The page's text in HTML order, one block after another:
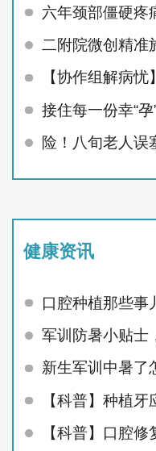
六年颈部僵硬疼痛
二附院微创精准施救
【协作组解病忧】聚
接住每一份幸“孕”！二
险！八旬老人误
健康资讯
口腔种植那些事
军训防暑小贴士
新生军训中暑了
【科普】种植牙
【科普】口腔